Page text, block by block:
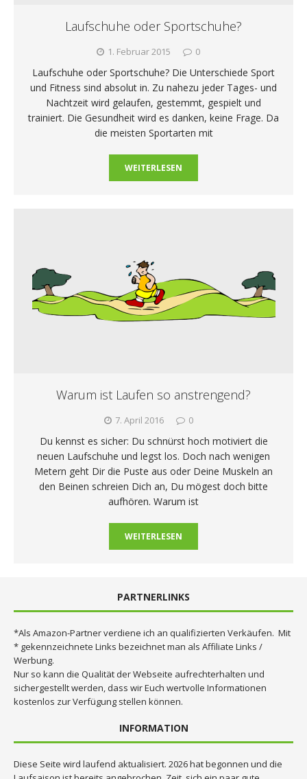
Laufschuhe oder Sportschuhe?
1. Februar 2015 0
Laufschuhe oder Sportschuhe? Die Unterschiede Sport
und Fitness sind absolut in. Zu nahezu jeder Tages- und
Nachtzeit wird gelaufen, gestemmt, gespielt und
trainiert. Die Gesundheit wird es danken, keine Frage. Da
die meisten Sportarten mit
WEITERLESEN
Warum ist Laufen so anstrengend?
7. April 2016 0
Du kennst es sicher: Du schnürst hoch motiviert die
neuen Laufschuhe und legst los. Doch nach wenigen
Metern geht Dir die Puste aus oder Deine Muskeln an
den Beinen schreien Dich an, Du mögest doch bitte
aufhören. Warum ist
WEITERLESEN
PARTNERLINKS
*Als Amazon-Partner verdiene ich an qualifizierten Verkäufen. Mit
* gekennzeichnete Links bezeichnet man als Affiliate Links /
Werbung.
Nur so kann die Qualität der Webseite aufrechterhalten und
sichergestellt werden, dass wir Euch wertvolle Informationen
kostenlos zur Verfügung stellen können.
INFORMATION
Diese Seite wird laufend aktualisiert. 2026 hat begonnen und die